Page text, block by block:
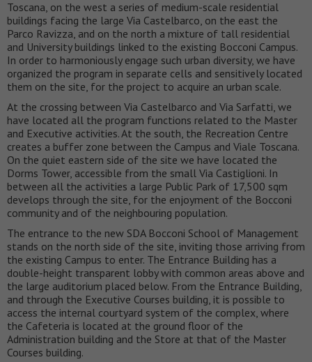
Toscana, on the west a series of medium-scale residential
buildings facing the large Via Castelbarco, on the east the
Parco Ravizza, and on the north a mixture of tall residential
and University buildings linked to the existing Bocconi Campus.
In order to harmoniously engage such urban diversity, we have
organized the program in separate cells and sensitively located
them on the site, for the project to acquire an urban scale.
At the crossing between Via Castelbarco and Via Sarfatti, we
have located all the program functions related to the Master
and Executive activities. At the south, the Recreation Centre
creates a buffer zone between the Campus and Viale Toscana.
On the quiet eastern side of the site we have located the
Dorms Tower, accessible from the small Via Castiglioni. In
between all the activities a large Public Park of 17,500 sqm
develops through the site, for the enjoyment of the Bocconi
community and of the neighbouring population.
The entrance to the new SDA Bocconi School of Management
stands on the north side of the site, inviting those arriving from
the existing Campus to enter. The Entrance Building has a
double-height transparent lobby with common areas above and
the large auditorium placed below. From the Entrance Building,
and through the Executive Courses building, it is possible to
access the internal courtyard system of the complex, where
the Cafeteria is located at the ground floor of the
Administration building and the Store at that of the Master
Courses building.